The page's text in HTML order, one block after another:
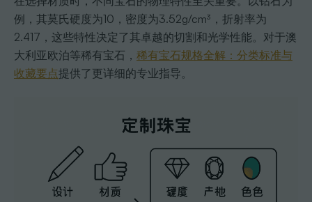
例，其莫氏硬度为10，密度为3.52g/cm³，折射率为
2.417，这些特性决定了其卓越的切割和光学性能。对于澳
大利亚欧泊等稀有宝石， 稀有宝石规格全解：分类标准与
收藏要点提供了更详细的专业指导。